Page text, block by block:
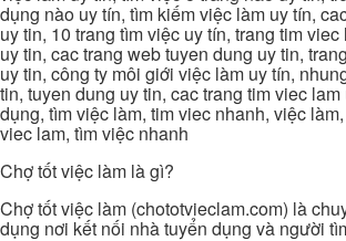
dụng nào uy tín, tìm kiếm việc làm uy tín,
uy tin, 10 trang tìm việc uy tín, trang tim
uy tin, cac trang web tuyen dung uy tin,
uy tin, công ty môi giới việc làm uy tín,
tin, tuyen dung uy tin, cac trang tim viec lam
dụng, tìm việc làm, tim viec nhanh, việc
viec lam, tìm việc nhanh
Chợ tốt việc làm là gì?
Chợ tốt việc làm (chototvieclam.com) là
dụng nơi kết nối nhà tuyển dụng và người